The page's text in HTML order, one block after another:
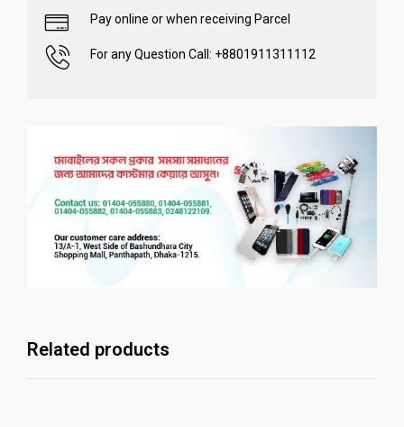
Pay online or when receiving Parcel
For any Question Call: +8801911311112
Related products